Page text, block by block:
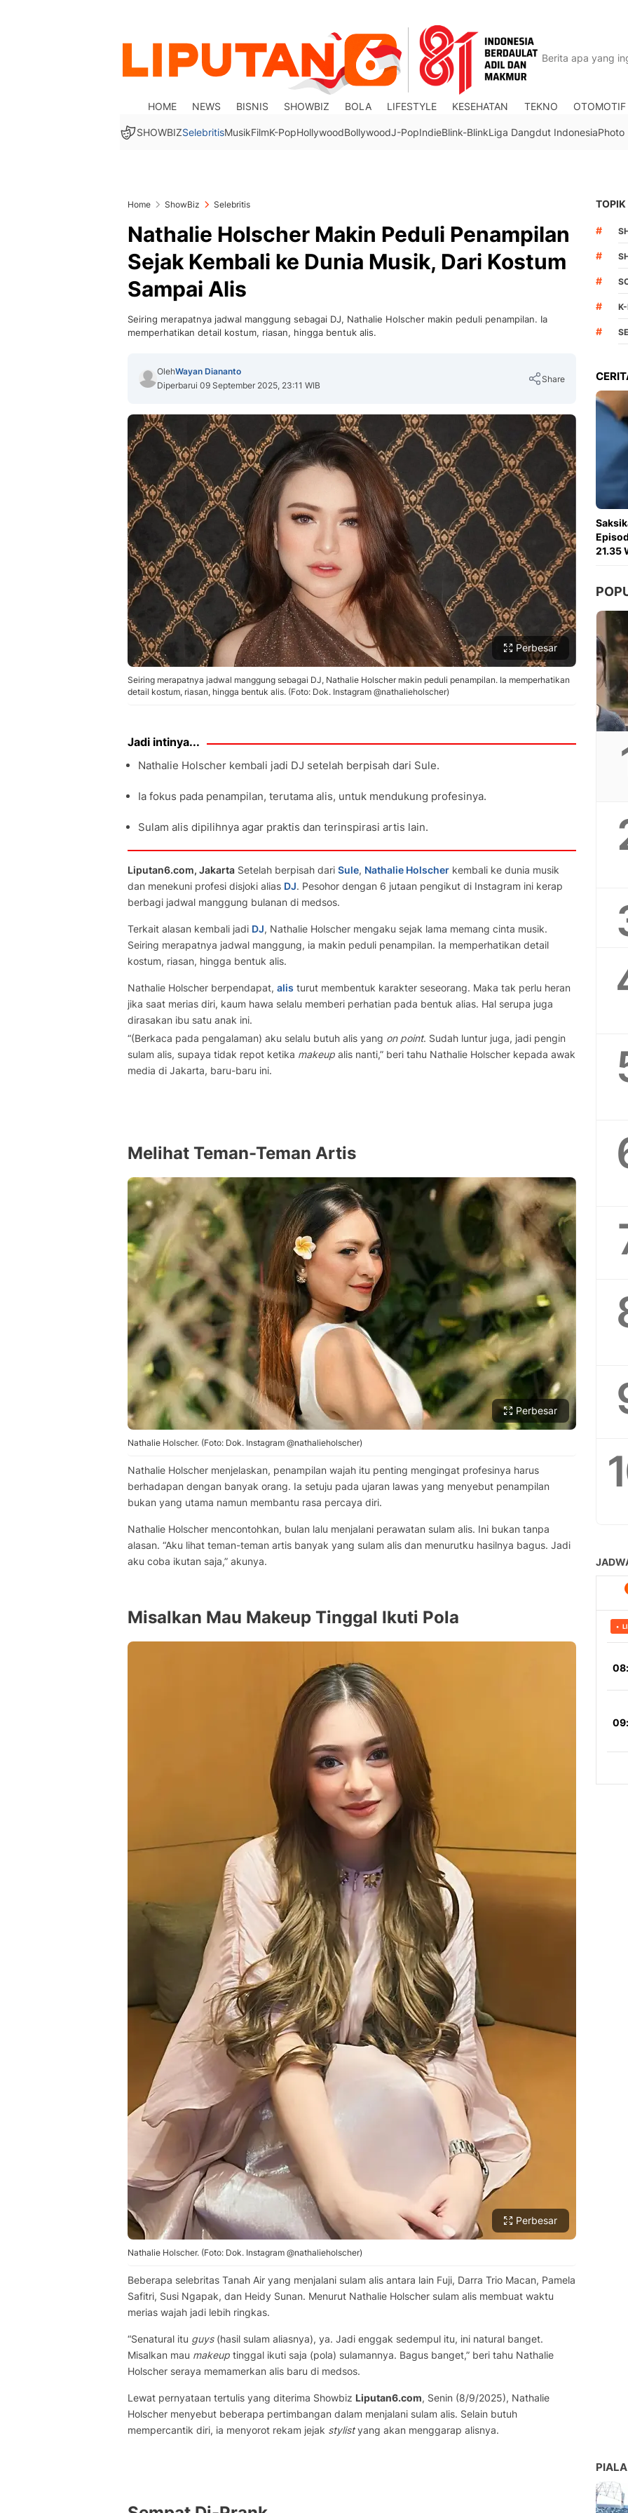
HOME NEWS BISNIS SHOWBIZ BOLA LIFESTYLE KESEHATAN TEKNO OTOMOTIF
SHOWBIZSelebritisMusikFilmK-PopHollywoodBollywoodJ-PopIndieBlink-BlinkLiga Dangdut IndonesiaPhoto
Home ShowBiz Selebritis
Nathalie Holscher Makin Peduli Penampilan
Sejak Kembali ke Dunia Musik, Dari Kostum
Sampai Alis
Seiring merapatnya jadwal manggung sebagai DJ, Nathalie Holscher makin peduli penampilan. Ia
memperhatikan detail kostum, riasan, hingga bentuk alis.
OlehWayan Diananto
Diperbarui 09 September 2025, 23:11 WIB
Share
Copy Link
Perbesar
Seiring merapatnya jadwal manggung sebagai DJ, Nathalie Holscher makin peduli penampilan. Ia memperhatikan
detail kostum, riasan, hingga bentuk alis. (Foto: Dok. Instagram @nathalieholscher)
Jadi intinya...
Nathalie Holscher kembali jadi DJ setelah berpisah dari Sule.
Ia fokus pada penampilan, terutama alis, untuk mendukung profesinya.
Sulam alis dipilihnya agar praktis dan terinspirasi artis lain.
Liputan6.com, Jakarta Setelah berpisah dari Sule, Nathalie Holscher kembali ke dunia musik
dan menekuni profesi disjoki alias DJ. Pesohor dengan 6 jutaan pengikut di Instagram ini kerap
berbagi jadwal manggung bulanan di medsos.
Terkait alasan kembali jadi DJ, Nathalie Holscher mengaku sejak lama memang cinta musik.
Seiring merapatnya jadwal manggung, ia makin peduli penampilan. Ia memperhatikan detail
kostum, riasan, hingga bentuk alis.
Nathalie Holscher berpendapat, alis turut membentuk karakter seseorang. Maka tak perlu heran
jika saat merias diri, kaum hawa selalu memberi perhatian pada bentuk alias. Hal serupa juga
dirasakan ibu satu anak ini.
“(Berkaca pada pengalaman) aku selalu butuh alis yang on point. Sudah luntur juga, jadi pengin
sulam alis, supaya tidak repot ketika makeup alis nanti,” beri tahu Nathalie Holscher kepada awak
media di Jakarta, baru-baru ini.
Melihat Teman-Teman Artis
Perbesar
Nathalie Holscher. (Foto: Dok. Instagram @nathalieholscher)
Nathalie Holscher menjelaskan, penampilan wajah itu penting mengingat profesinya harus
berhadapan dengan banyak orang. Ia setuju pada ujaran lawas yang menyebut penampilan
bukan yang utama namun membantu rasa percaya diri.
Nathalie Holscher mencontohkan, bulan lalu menjalani perawatan sulam alis. Ini bukan tanpa
alasan. “Aku lihat teman-teman artis banyak yang sulam alis dan menurutku hasilnya bagus. Jadi
aku coba ikutan saja,” akunya.
Misalkan Mau Makeup Tinggal Ikuti Pola
Perbesar
Nathalie Holscher. (Foto: Dok. Instagram @nathalieholscher)
Beberapa selebritas Tanah Air yang menjalani sulam alis antara lain Fuji, Darra Trio Macan, Pamela
Safitri, Susi Ngapak, dan Heidy Sunan. Menurut Nathalie Holscher sulam alis membuat waktu
merias wajah jadi lebih ringkas.
“Senatural itu guys(hasil sulam aliasnya), ya. Jadi enggak sedempul itu, ini natural banget.
Misalkan mau makeup tinggal ikuti saja (pola) sulamannya. Bagus banget,” beri tahu Nathalie
Holscher seraya memamerkan alis baru di medsos.
Lewat pernyataan tertulis yang diterima Showbiz Liputan6.com, Senin (8/9/2025), Nathalie
Holscher menyebut beberapa pertimbangan dalam menjalani sulam alis. Selain butuh
mempercantik diri, ia menyorot rekam jejak stylistyang akan menggarap alisnya.
TOPIK
#
#
#
#
#
21.35